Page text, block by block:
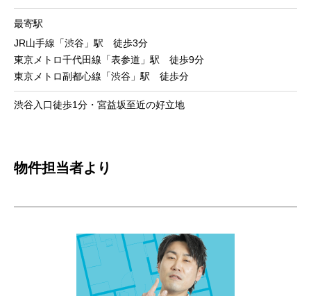
最寄駅
JR山手線「渋谷」駅 徒歩3分
東京メトロ千代田線「表参道」駅 徒歩9分
東京メトロ副都心線「渋谷」駅 徒歩分
渋谷入口徒歩1分・宮益坂至近の好立地
物件担当者より